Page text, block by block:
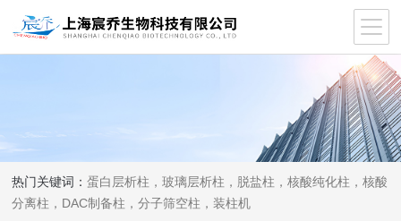
热门关键词：蛋白层析柱，玻璃层析柱，脱盐柱，核酸纯化柱，核酸
分离柱，DAC制备柱，分子筛空柱，装柱机